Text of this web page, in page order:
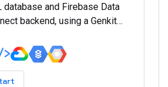
database and Firebase Data
backend, using a Genkit
Generation (RAG) for
data-driven responses.